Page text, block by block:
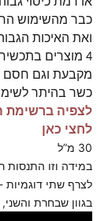
או רמת כיסוי
כבר מהשימוש
ואת האיכות
מקבעת וגם חסם
כשר בהיתר
לצפיה ברשימת
לחצי כאן
30 מ”ל
במידה וזו התנסות
לצרף שתי דוגמיות
בגוון שבחרת